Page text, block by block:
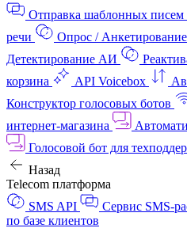
Отправка шаблонных писем
речи
Опрос / Анкетирование
Детектирование АИ
корзина
API Voicebox
Конструктор голосовых ботов
интернет‑магазина
Голосовой бот для
Назад
Telecom платформа
SMS API
Сервис SMS-
по базе клиентов